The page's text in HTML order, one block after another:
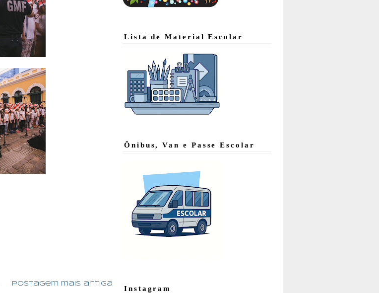
Postagem mais antiga
Lista de Material Escolar
Ônibus, Van e Passe Escolar
Instagram